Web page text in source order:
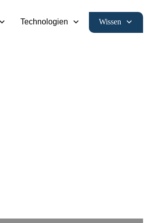
Technologien Wissen